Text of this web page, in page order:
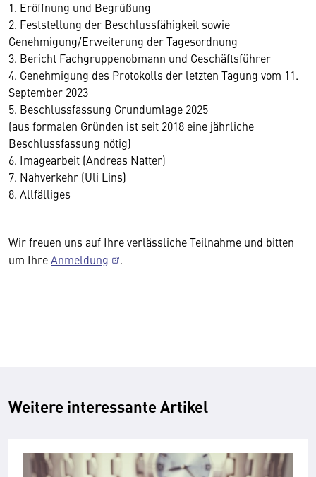
1. Eröffnung und Begrüßung
2. Feststellung der Beschlussfähigkeit sowie
Genehmigung/Erweiterung der Tagesordnung
3. Bericht Fachgruppenobmann und Geschäftsführer
4. Genehmigung des Protokolls der letzten Tagung vom 11.
September 2023
5. Beschlussfassung Grundumlage 2025
(aus formalen Gründen ist seit 2018 eine jährliche
Beschlussfassung nötig)
6. Imagearbeit (Andreas Natter)
7. Nahverkehr (Uli Lins)
8. Allfälliges
Wir freuen uns auf Ihre verlässliche Teilnahme und bitten
um IhreAnmeldung .
Weitere interessante Artikel